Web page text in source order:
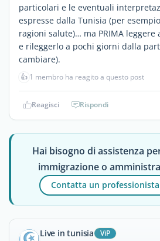
particolari e le eventuali
espresse dalla Tunisia (per
ragioni salute)… ma PRIMA
e rileggerlo a pochi giorni dalla
cambiare).
👍 1 membro ha reagito a questo post
Reagisci Rispondi
Hai bisogno di assistenza
immigrazione o
Contatta un
Live in tunisia ViP